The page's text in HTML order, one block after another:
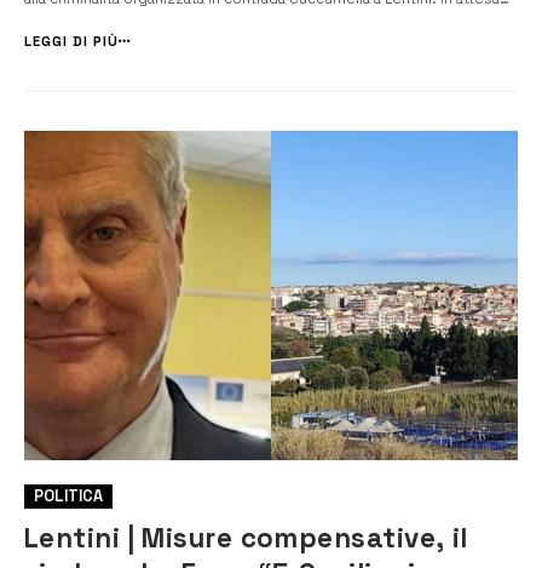
eventuale natura dolosa, il Sindaco Rosario Lo Faro c...
LEGGI DI PIÙ
POLITICA
Lentini | Misure compensative, il